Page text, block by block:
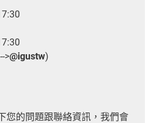
>@igustw)
您的問題跟聯絡資訊，我們會